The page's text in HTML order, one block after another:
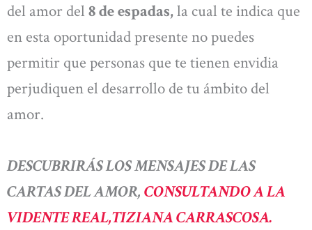
del amor del 8 de espadas,la cual te indica que
en esta oportunidad presente no puedes
permitir que personas que te tienen envidia
perjudiquen el desarrollo de tu ámbito del
amor.
DESCUBRIRÁS LOS MENSAJES DE LAS
CARTAS DEL AMOR, CONSULTANDO A LA
VIDENTE REAL,TIZIANA CARRASCOSA.